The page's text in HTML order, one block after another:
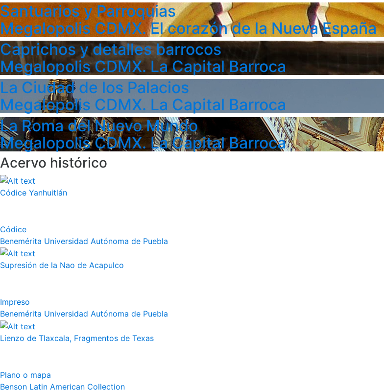
Santuarios y Parroquias
Megalopolis CDMX. El corazón de la Nueva España
Caprichos y detalles barrocos
Megalopolis CDMX. La Capital Barroca
La Ciudad de los Palacios
Megalopolis CDMX. La Capital Barroca
La Roma del Nuevo Mundo
Megalopolis CDMX. La Capital Barroca
Acervo histórico
Códice Yanhuitlán
Códice
Benemérita Universidad Autónoma de Puebla
Supresión de la Nao de Acapulco
Impreso
Benemérita Universidad Autónoma de Puebla
Lienzo de Tlaxcala, Fragmentos de Texas
Plano o mapa
Benson Latin American Collection